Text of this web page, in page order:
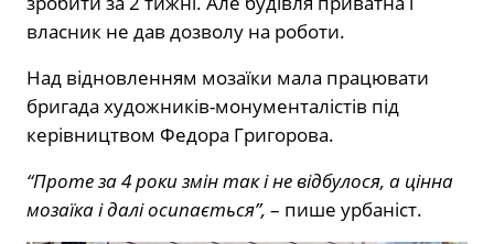
власник не дав дозволу на роботи.
Над відновленням мозаїки мала працювати
бригада художників-монументалістів під
керівництвом Федора Григорова.
“Проте за 4 роки змін так і не відбулося, а цінна
мозаїка і далі осипається”, – пише урбаніст.